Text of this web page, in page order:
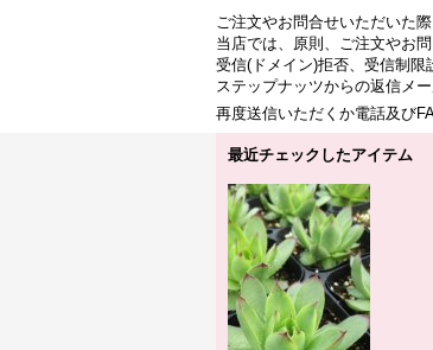
ご注文やお問合せいただいた
当店では、原則、ご注文やお
受信(ドメイン)拒否、受信制限
ステップナッツからの返信メ
再度送信いただくか電話及び
最近チェックしたアイテム